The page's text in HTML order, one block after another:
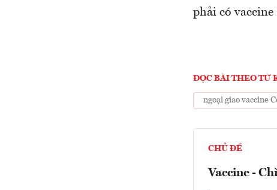
phải có
ĐỌC BÀI THEO TỪ
ngoại giao vaccine
CHỦ ĐỀ
Vaccine -